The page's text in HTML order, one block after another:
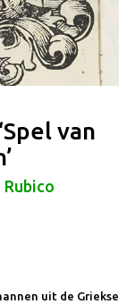
van
uit de Griekse